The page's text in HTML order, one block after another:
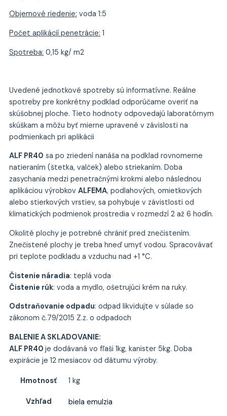
Objemové riedenie: voda 1:5
Počet aplikácií penetrácie: 1
Spotreba: 0,15 kg/ m2
Uvedené jednotkové spotreby sú informatívne. Reálne
spotreby pre konkrétny podklad odporúčame overiť na
skúšobnej ploche. Tieto hodnoty odpovedajú laboratórnym
skúškam a môžu byť mierne upravené v závislosti na
podmienkach pri aplikácii
ALF PR40 sa po zriedení nanáša na podklad rovnomerne
natieraním (štetka, valček) alebo striekaním. Doba
zasychania medzi penetračnými krokmi alebo následnou
aplikáciou výrobkov ALFEMA, podlahových, omietkových
alebo stierkových vrstiev, sa pohybuje v závistlosti od
klimatických podmienok prostredia v rozmedzí 2 až 6 hodín.
Okolité plochy je potrebné chrániť pred znečistením.
Znečistené plochy je treba hneď umyť vodou. Spracovávať
pri teplote podkladu a vzduchu nad +1 °C.
Čistenie náradia: teplá voda
Čistenie rúk: voda a mydlo, ošetrujúci krém na ruky.
Odstraňovanie odpadu: odpad likvidujte v súlade so
zákonom č.79/2015 Z.z. o odpadoch
BALENIE A SKLADOVANIE:
ALF PR40 je dodávaná vo fľaši 1kg, kanister 5kg. Doba
expirácie je 12 mesiacov od dátumu výroby.
Hmotnosť 1 kg
Vzhľad biela emulzia